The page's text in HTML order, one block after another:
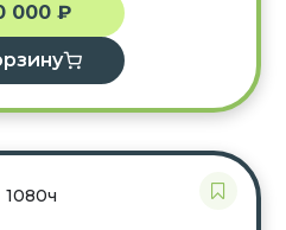
000 ₽
1080ч